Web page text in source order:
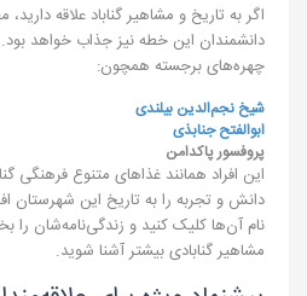
اگر به تاریخ و مشاهیر گناباد علاقه
دانشمندان این خطه نیز جذاب خواهد
چهره‌های برجسته همچون:
شیخ نجم‌الدین بیلندی
ابوالفتح جنابذی
پروفسور پاکدامن
این افراد همانند غذاهای متنوع فرهنگی
دانش و تجربه را به تاریخ این شهرستان
نام آن‌ها کلیک کنید و زندگی‌نامه‌شان را
مشاهیر گنابادی بیشتر آشنا شوید.